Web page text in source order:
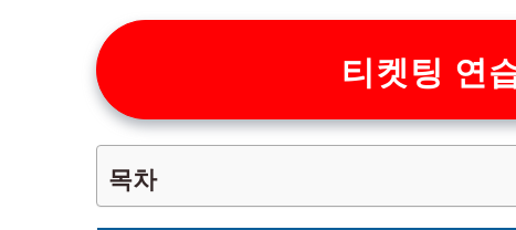
티켓팅 연
목차